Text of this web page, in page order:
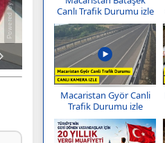
Canlı Trafik Durumu izle
Macaristan Györ Canli
Trafik Durumu izle